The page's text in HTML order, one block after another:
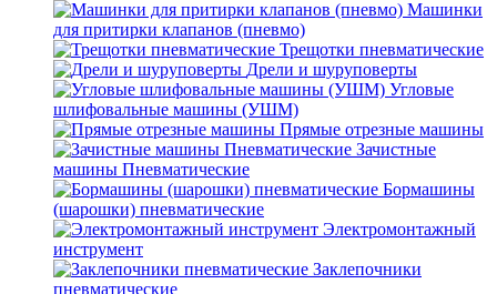
Машинки
для притирки клапанов (пневмо)
Трещотки пневматические
Дрели и шуруповерты
Угловые
шлифовальные машины (УШМ)
Прямые отрезные машины
Зачистные
машины Пневматические
Бормашины
(шарошки) пневматические
Электромонтажный
инструмент
Заклепочники
пневматические